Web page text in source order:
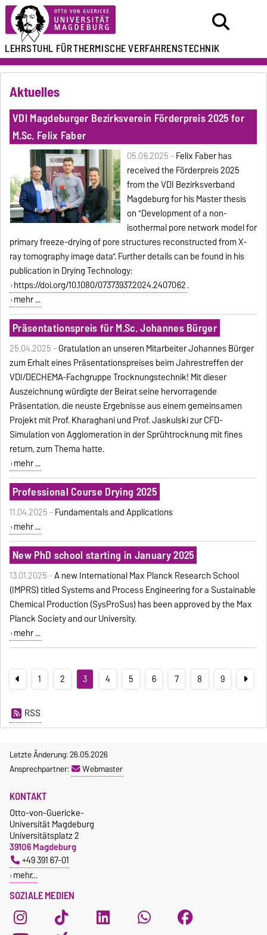
LEHRSTUHL FÜRTHERMISCHE VERFAHRENSTECHNIK
Aktuelles
VDI Magdeburger Bezirksverein Förderpreis 2025 for
M.Sc. Felix Faber
05.06.2025 -Felix Faber has
received the Förderpreis 2025
from the VDI Bezirksverband
Magdeburg for his Master thesis
on "Development of a non-
isothermal pore network model for
primary freeze-drying of pore structures reconstructed from X-
ray tomography image data". Further details can be found in his
publication in Drying Technology:
https://doi.org/10.1080/07373937.2024.2407062.
mehr ...
Präsentationspreis für M.Sc. Johannes Bürger
25.04.2025 -Gratulation an unseren Mitarbeiter Johannes Bürger
zum Erhalt eines Präsentationspreises beim Jahrestreffen der
VDI/DECHEMA-Fachgruppe Trocknungstechnik! Mit dieser
Auszeichnung würdigte der Beirat seine hervorragende
Präsentation, die neuste Ergebnisse aus einem gemeinsamen
Projekt mit Prof. Kharaghani und Prof. Jaskulski zur CFD-
Simulation von Agglomeration in der Sprühtrocknung mit fines
return, zum Thema hatte.
mehr ...
Professional Course Drying 2025
11.04.2025 -Fundamentals and Applications
mehr ...
New PhD school starting in January 2025
13.01.2025 -A new International Max Planck Research School
(IMPRS) titled Systems and Process Engineering for a Sustainable
Chemical Production (SysProSus) has been approved by the Max
Planck Society and our University.
mehr ...
1 2 3 4 5 6 7 8 9
RSS
Letzte Änderung: 26.05.2026
Ansprechpartner:
Webmaster
SOZIALE MEDIEN
KONTAKT
Otto-von-Guericke-
Universität Magdeburg
Universitätsplatz 2
39106 Magdeburg
+49 391 67-01
mehr…